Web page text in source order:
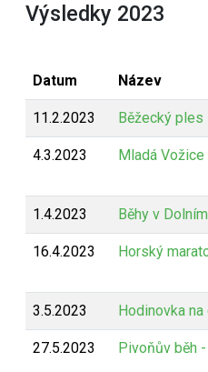
Výsledky 2023
Datum Název
11.2.2023 Běžecký ples
4.3.2023 Mladá Vožice
1.4.2023 Běhy v
16.4.2023 Horský
3.5.2023 Hodinovka
27.5.2023 Pivoňův běh